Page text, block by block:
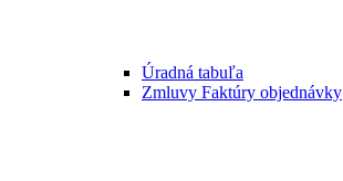
Úradná tabuľa
Zmluvy Faktúry objednávky